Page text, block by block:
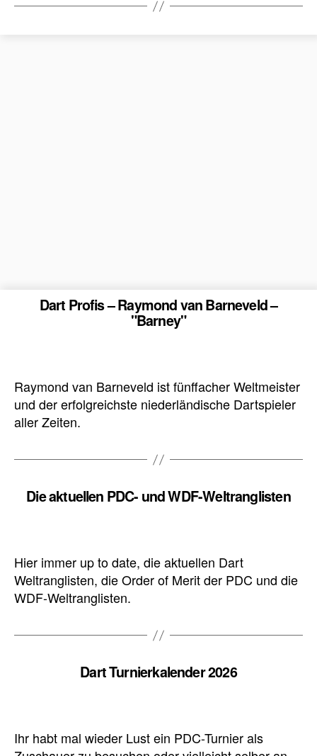
Dart Profis – Raymond van Barneveld –
"Barney"
Raymond van Barneveld ist fünffacher Weltmeister
und der erfolgreichste niederländische Dartspieler
aller Zeiten.
Die aktuellen PDC- und WDF-Weltranglisten
Hier immer up to date, die aktuellen Dart
Weltranglisten, die Order of Merit der PDC und die
WDF-Weltranglisten.
Dart Turnierkalender 2026
Ihr habt mal wieder Lust ein PDC-Turnier als